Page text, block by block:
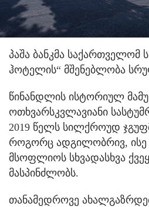
პაშა ბანკმა საქართველომ
ჰოტელის“ მშენებლობა
წინანდლის ისტორიულ
ოთხვარსკვლავიანი
2019 წელს სილქროუდ
როგორც ადგილობრივ, ისე
მსოფლიოს სხვადასხვა
მასპინძლობს.
თანამედროვე